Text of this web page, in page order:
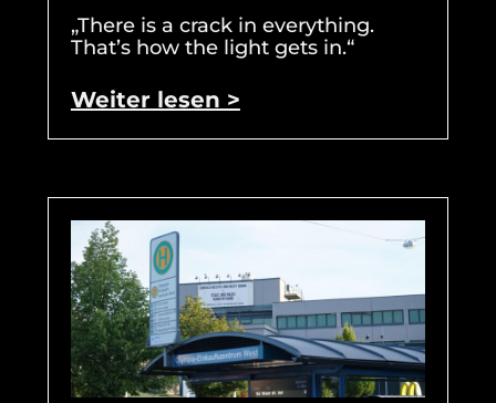
„There is a crack in everything.
That’s how the light gets in.“
Weiter lesen >